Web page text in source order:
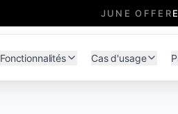
JUNE OFFER
Fonctionnalités Cas d'usage